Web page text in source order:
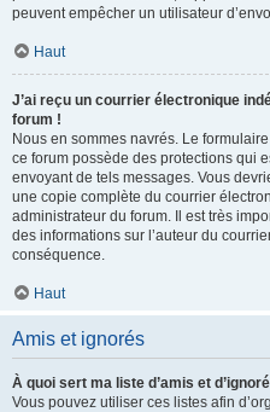
peuvent empêcher un utilisateur
Haut
J’ai reçu un courrier électronique
forum !
Nous en sommes navrés. Le
ce forum possède des protections qui
envoyant de tels messages. Vous
une copie complète du courrier
administrateur du forum. Il est très
des informations sur l’auteur du
conséquence.
Haut
Amis et ignorés
À quoi sert ma liste d’amis et
Vous pouvez utiliser ces listes afin